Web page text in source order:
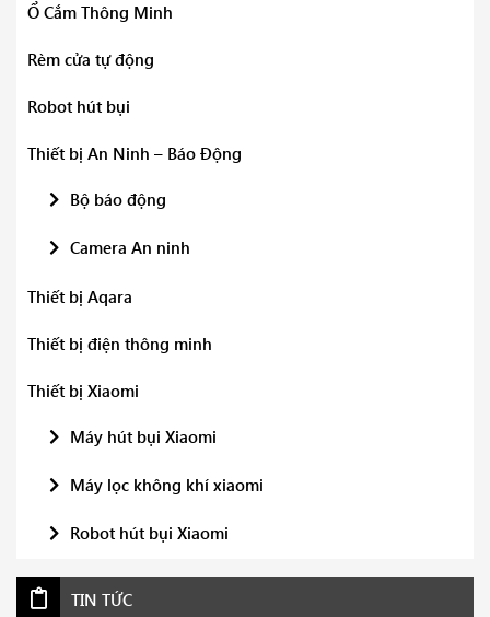
Ổ Cắm Thông Minh
Rèm cửa tự động
Robot hút bụi
Thiết bị An Ninh – Báo Động
Bộ báo động
Camera An ninh
Thiết bị Aqara
Thiết bị điện thông minh
Thiết bị Xiaomi
Máy hút bụi Xiaomi
Máy lọc không khí xiaomi
Robot hút bụi Xiaomi
TIN TỨC